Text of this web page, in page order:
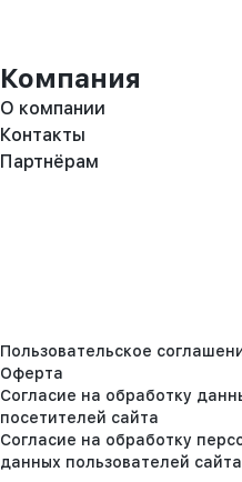
Компания
О компании
Контакты
Партнёрам
Пользовательское
Оферта
Согласие на обработку
посетителей сайта
Согласие на обработку
данных пользователей сайта